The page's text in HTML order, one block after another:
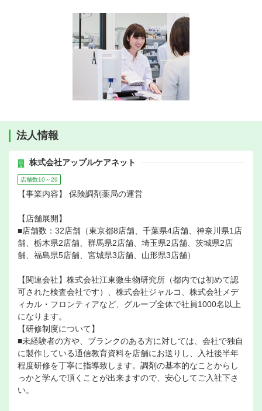
法人情報
株式会社アップルケアネット
店舗数10～29
【事業内容】 保険調剤薬局の運営
【店舗展開】
■店舗数：32店舗（東京都8店舗、千葉県4店舗、神奈川県1店
舗、栃木県2店舗、群馬県2店舗、埼玉県2店舗、茨城県2店
舗、福島県5店舗、宮城県3店舗、山形県3店舗）
【関連会社】株式会社江東微生物研究所（都内では初めて認
可された検査会社です）、株式会社ジャルコ、株式会社メデ
ィカル・フロンティアなど、グループ全体で社員1000名以上
になります。
【研修制度について】
■未経験者の方や、ブランクのある方に対しては、会社で独自
に製作している通信教育資料を店舗にお送りし、入社後半年
程度研修を丁寧に指導致します。調剤の基本的なことからし
っかと学んで頂くことが出来ますので、安心してご入社下さ
い。